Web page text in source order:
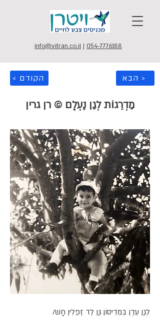
info@vitran.co.il | 054-7776188
< הקודם הבא >
מַדְרֵגוֹת לְגַן נֶעְלָם © רן גרין
לְגַן עֵדֶן בְּמֵדִיסוֹן גַּן לֵד זֶפֵּלִין חָשׁ/